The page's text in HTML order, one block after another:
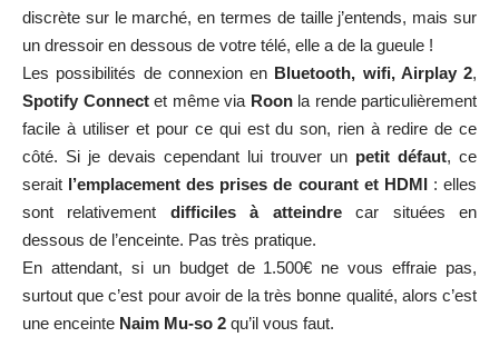
discrète sur le marché, en termes de taille j’entends, mais sur
un dressoir en dessous de votre télé, elle a de la gueule !
Les possibilités de connexion en Bluetooth, wifi, Airplay 2,
Spotify Connectet même via Roonla rende particulièrement
facile à utiliser et pour ce qui est du son, rien à redire de ce
côté. Si je devais cependant lui trouver un petit défaut, ce
serait l’emplacement des prises de courant et HDMI: elles
sont relativement difficiles à atteindrecar situées en
dessous de l’enceinte. Pas très pratique.
En attendant, si un budget de 1.500€ ne vous effraie pas,
surtout que c’est pour avoir de la très bonne qualité, alors c’est
une enceinte Naim Mu-so 2 qu’il vous faut.